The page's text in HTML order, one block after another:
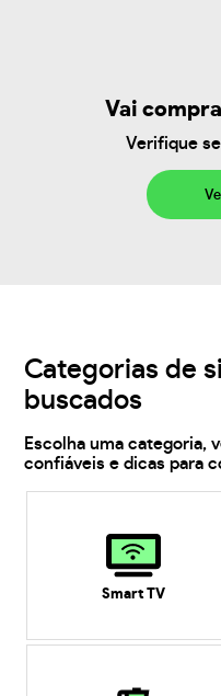
Vai
Verifique
Categorias de
buscados
Escolha uma categoria,
confiáveis e dicas para
Smart TV